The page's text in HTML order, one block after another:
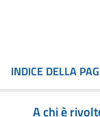
INDICE DELLA
A chi è